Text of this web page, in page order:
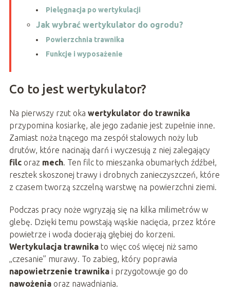
Pielęgnacja po wertykulacji
Jak wybrać wertykulator do ogrodu?
Powierzchnia trawnika
Funkcje i wyposażenie
Co to jest wertykulator?
Na pierwszy rzut oka wertykulator do trawnika
przypomina kosiarkę, ale jego zadanie jest zupełnie inne.
Zamiast noża tnącego ma zespół stalowych noży lub
drutów, które nacinają darń i wyczesują z niej zalegający
filcoraz mech. Ten filc to mieszanka obumarłych źdźbeł,
resztek skoszonej trawy i drobnych zanieczyszczeń, które
z czasem tworzą szczelną warstwę na powierzchni ziemi.
Podczas pracy noże wgryzają się na kilka milimetrów w
glebę. Dzięki temu powstają wąskie nacięcia, przez które
powietrze i woda docierają głębiej do korzeni.
Wertykulacja trawnikato więc coś więcej niż samo
„czesanie” murawy. To zabieg, który poprawia
napowietrzenie trawnikai przygotowuje go do
nawożeniaoraz nawadniania.